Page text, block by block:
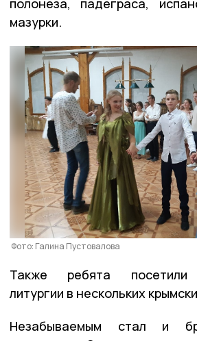
полонеза, падеграса,
мазурки.
Фото: Галина Пустовалова
Также ребята посетили
литургии в нескольких
Незабываемым стал и